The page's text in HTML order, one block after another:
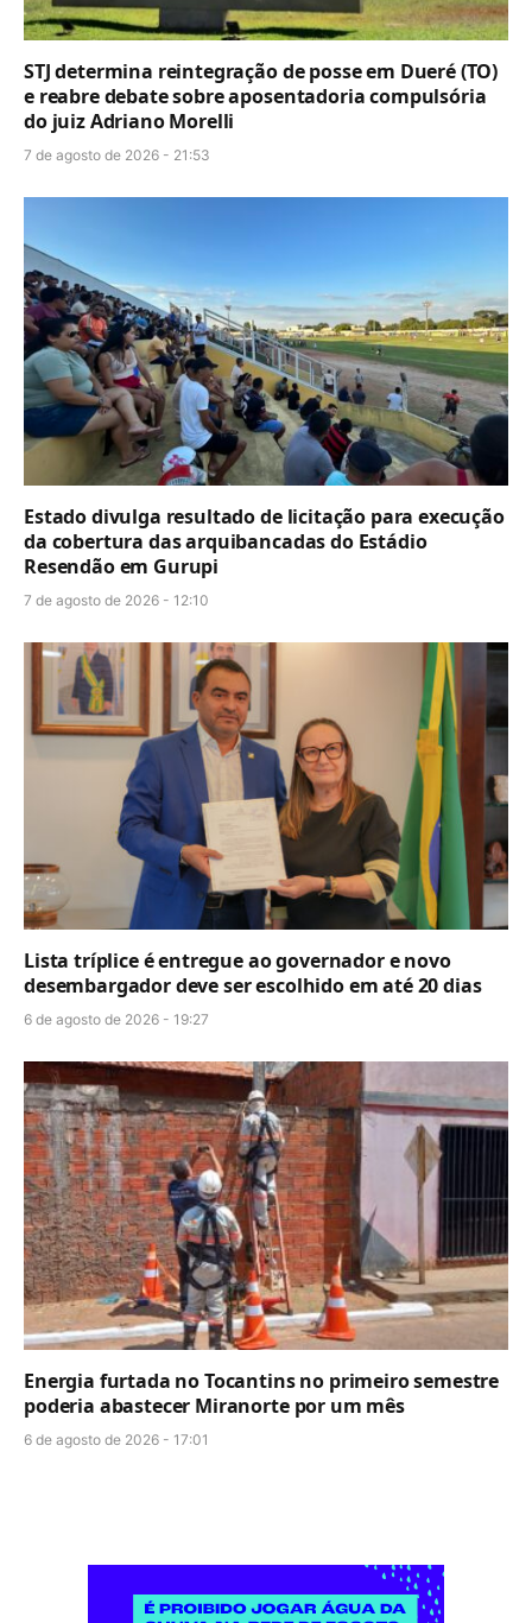
STJ determina reintegração de posse em Dueré (TO)
e reabre debate sobre aposentadoria compulsória
do juiz Adriano Morelli
7 de agosto de 2026 - 21:53
Estado divulga resultado de licitação para execução
da cobertura das arquibancadas do Estádio
Resendão em Gurupi
7 de agosto de 2026 - 12:10
Lista tríplice é entregue ao governador e novo
desembargador deve ser escolhido em até 20 dias
6 de agosto de 2026 - 19:27
Energia furtada no Tocantins no primeiro semestre
poderia abastecer Miranorte por um mês
6 de agosto de 2026 - 17:01